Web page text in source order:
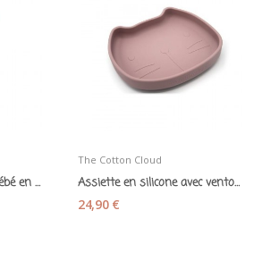
Duo de couverts pour bébé en silicone smokey blue
The Cotton Cloud
Assiette en silicone avec ventouse « Pippa le...
24,90 €